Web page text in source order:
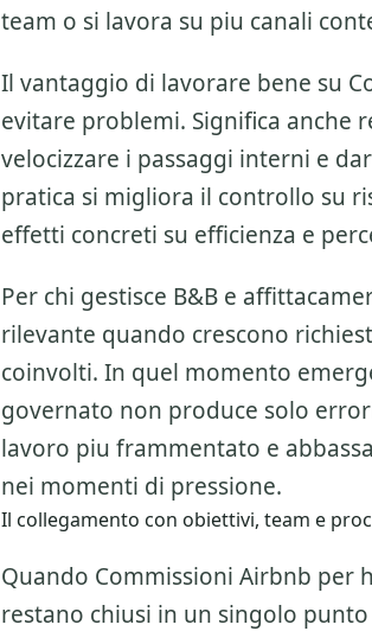
team o si lavora su piu canali
Il vantaggio di lavorare bene su
evitare problemi. Significa anche
velocizzare i passaggi interni e
pratica si migliora il controllo su
effetti concreti su efficienza e
Per chi gestisce B&B e
rilevante quando crescono
coinvolti. In quel momento
governato non produce solo
lavoro piu frammentato e
nei momenti di pressione.
Il collegamento con obiettivi, team e
Quando Commissioni Airbnb per
restano chiusi in un singolo